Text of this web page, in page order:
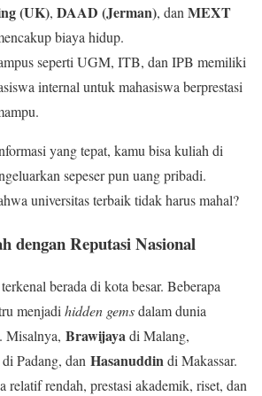
(UK), DAAD (Jerman), dan MEXT
biaya hidup.
seperti UGM, ITB, dan IPB memiliki
internal untuk mahasiswa berprestasi
yang tepat, kamu bisa kuliah di
sepeser pun uang pribadi.
universitas terbaik tidak harus mahal?
dengan Reputasi Nasional
berada di kota besar. Beberapa
menjadihidden gemsdalam dunia
Misalnya, Brawijayadi Malang,
di Padang, dan Hasanuddindi Makassar.
relatif rendah, prestasi akademik, riset, dan